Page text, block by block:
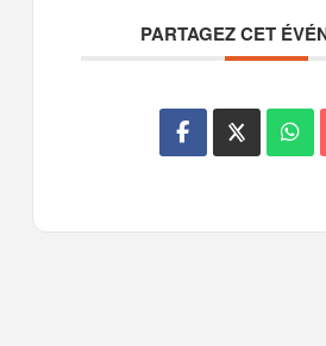
PARTAGEZ CET